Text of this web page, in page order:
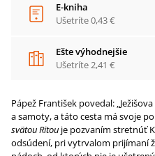
E-kniha
Ušetríte0,43 €
Ešte výhodnejšie
Ušetríte2,41 €
Pápež František povedal:
a samoty, a táto cesta má svoje
svätou Ritou je pozvaním stretnúť
odsúdení, pri vytrvalom prijímaní